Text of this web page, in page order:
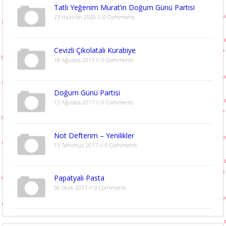
Tatlı Yeğenim Murat’ın Doğum Günü Partisi
23 Haziran 2020 // 0 Comments
Cevizli Çikolatalı Kurabiye
18 Ağustos 2017 // 0 Comments
Doğum Günü Partisi
13 Ağustos 2017 // 0 Comments
Not Defterim – Yenilikler
13 Temmuz 2017 // 0 Comments
Papatyalı Pasta
06 Ocak 2017 // 0 Comments